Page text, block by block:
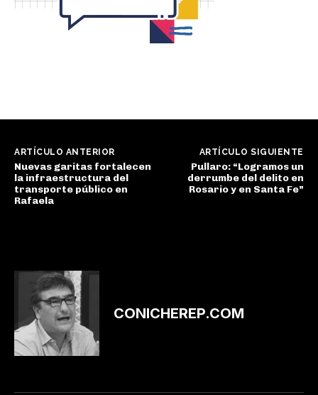
ARTÍCULO ANTERIOR
Nuevas garitas fortalecen
la infraestructura del
transporte público en
Rafaela
ARTÍCULO SIGUIENTE
Pullaro: “Logramos un
derrumbe del delito en
Rosario y en Santa Fe”
CONICHEREP.COM